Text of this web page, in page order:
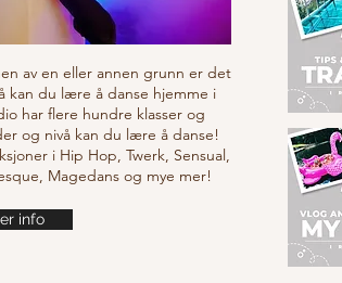
av en eller annen grunn er det
kan du lære å danse hjemme i
har flere hundre klasser og
og nivå kan du lære å danse!
i Hip Hop, Twerk, Sensual,
Magedans og mye mer!
info